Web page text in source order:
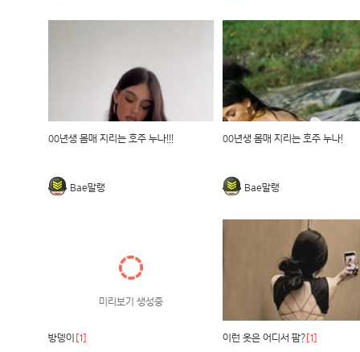
00년생 몸매 지리는 호주 누나!!!
Bae말랭
00년생 몸매 지리는 호주 누나!
Bae말랭
미리보기 생성중
방뎅이 [1] 이런 옷은 어디서 팜? [1]